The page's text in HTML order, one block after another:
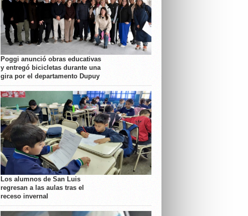
Poggi anunció obras educativas
y entregó bicicletas durante una
gira por el departamento Dupuy
Los alumnos de San Luis
regresan a las aulas tras el
receso invernal